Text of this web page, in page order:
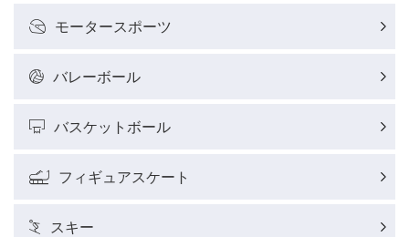
モータースポーツ
バレーボール
バスケットボール
フィギュアスケート
スキー